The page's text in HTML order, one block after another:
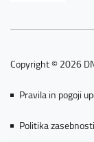
Copyright © 2026
Pravila in pogoji
Politika zasebnosti